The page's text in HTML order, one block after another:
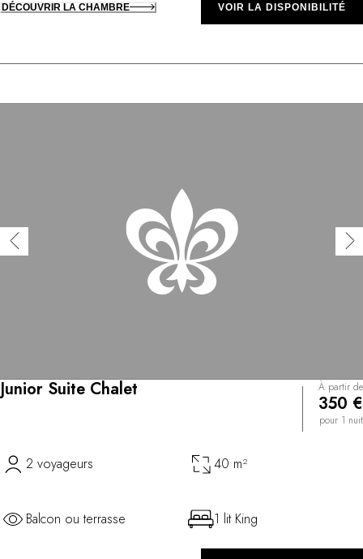
DÉCOUVRIR LA CHAMBRE VOIR LA DISPONIBILITÉ
Junior Suite Chalet À partir de
350 €
pour 1 nuit
2 voyageurs 40 m²
Balcon ou terrasse 1 lit King